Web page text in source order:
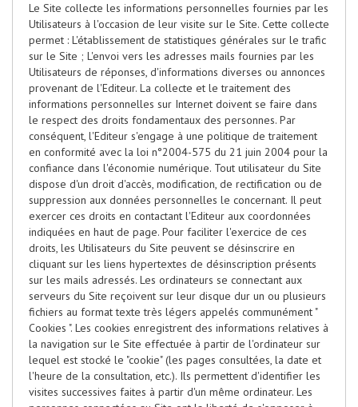
Le Site collecte les informations personnelles fournies par les
Utilisateurs à l'occasion de leur visite sur le Site. Cette collecte
permet : L'établissement de statistiques générales sur le trafic
sur le Site ; L'envoi vers les adresses mails fournies par les
Utilisateurs de réponses, d'informations diverses ou annonces
provenant de l'Editeur. La collecte et le traitement des
informations personnelles sur Internet doivent se faire dans
le respect des droits fondamentaux des personnes. Par
conséquent, l'Editeur s'engage à une politique de traitement
en conformité avec la loi n°2004-575 du 21 juin 2004 pour la
confiance dans l'économie numérique. Tout utilisateur du Site
dispose d'un droit d'accès, modification, de rectification ou de
suppression aux données personnelles le concernant. Il peut
exercer ces droits en contactant l'Editeur aux coordonnées
indiquées en haut de page. Pour faciliter l'exercice de ces
droits, les Utilisateurs du Site peuvent se désinscrire en
cliquant sur les liens hypertextes de désinscription présents
sur les mails adressés. Les ordinateurs se connectant aux
serveurs du Site reçoivent sur leur disque dur un ou plusieurs
fichiers au format texte très légers appelés communément "
Cookies ". Les cookies enregistrent des informations relatives à
la navigation sur le Site effectuée à partir de l'ordinateur sur
lequel est stocké le "cookie" (les pages consultées, la date et
l'heure de la consultation, etc.). Ils permettent d'identifier les
visites successives faites à partir d'un même ordinateur. Les